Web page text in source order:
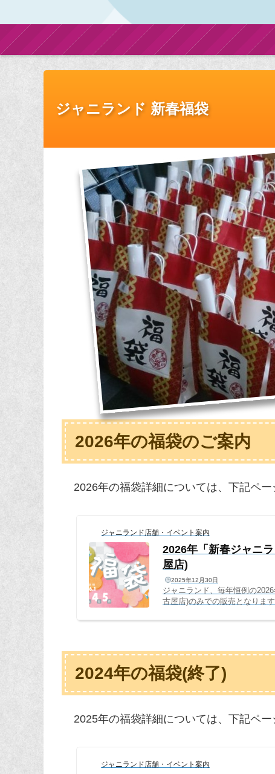
ジャニランド 新春福袋
2026年の福袋のご案内
2026年の福袋詳細については、下記ペ
ジャニランド店舗・イベント案内
2026年「新春ジャニ
屋店)
2025年12月30日
ジャニランド、毎年恒例の
古屋店)のみでの販売となりま
ます。販売サイト・日程2026
2024年の福袋(終了)
2025年の福袋詳細については、下記ペー
ジャニランド店舗・イベント案内